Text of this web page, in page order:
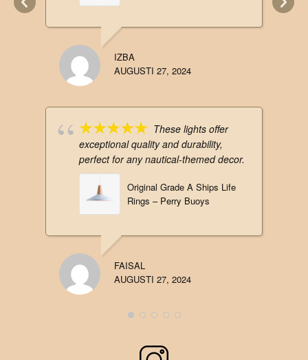
IZBA
AUGUSTI 27, 2024
These lights offer
exceptional quality and durability,
perfect for any nautical-themed decor.
Original Grade A Ships Life
Rings – Perry Buoys
FAISAL
AUGUSTI 27, 2024